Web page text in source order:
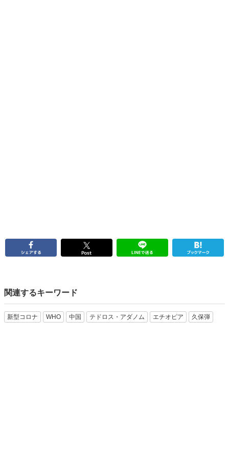
関連するキーワード
新型コロナ WHO 中国 テドロス・アダノム エチオピア 久保弾